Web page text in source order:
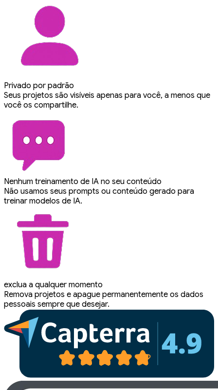
Privado por padrão
Seus projetos são visíveis apenas para você, a menos que
você os compartilhe.
Nenhum treinamento de IA no seu conteúdo
Não usamos seus prompts ou conteúdo gerado para
treinar modelos de IA.
exclua a qualquer momento
Remova projetos e apague permanentemente os dados
pessoais sempre que desejar.